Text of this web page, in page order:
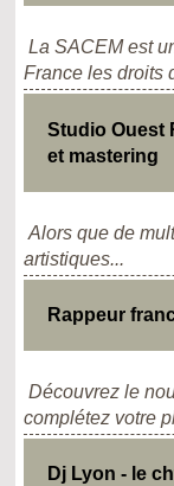
La SACEM est
France les droits
Studio Ouest
et mastering
Alors que de
artistiques...
Rappeur
Découvrez le
complétez votre
Dj Lyon - le